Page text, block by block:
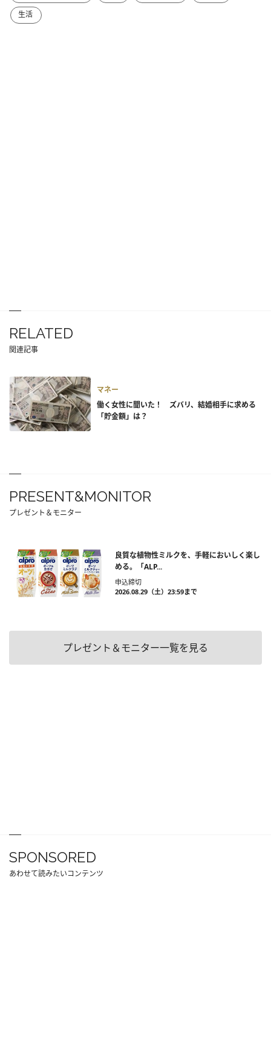
生活
RELATED
関連記事
マネー
働く女性に聞いた！ ズバリ、結婚相手に求める
「貯金額」は？
PRESENT&MONITOR
プレゼント＆モニター
良質な植物性ミルクを、手軽においしく楽し
める。「ALP...
申込締切
2026.08.29（土）23:59まで
プレゼント＆モニター一覧を見る
SPONSORED
あわせて読みたいコンテンツ